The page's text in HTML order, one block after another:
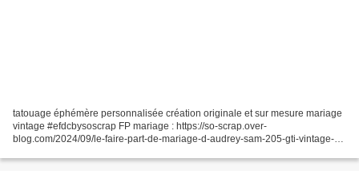
tatouage éphémère personnalisée création originale et sur mesure mariage
vintage #efdcbysoscrap FP mariage : https://so-scrap.over-
blog.com/2024/09/le-faire-part-de-mariage-d-audrey-sam-205-gti-vintage-